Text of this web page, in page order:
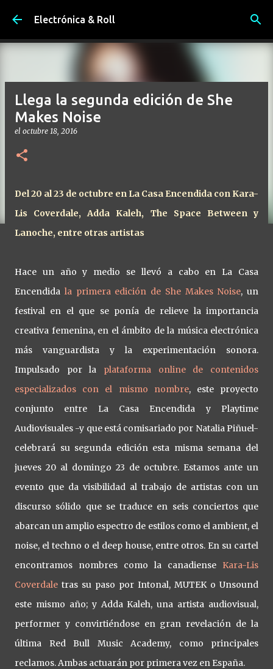
Ir al contenido principal
Electrónica & Roll
Llega la segunda edición de She
Makes Noise
el octubre 18, 2016
Del 20 al 23 de octubre en La Casa Encendida con Kara-
Lis Coverdale, Adda Kaleh, The Space Between y
Lanoche, entre otras artistas
Hace un año y medio se llevó a cabo en La Casa
Encendida la primera edición de She Makes Noise, un
festival en el que se ponía de relieve la importancia
creativa femenina, en el ámbito de la música electrónica
más vanguardista y la experimentación sonora.
Impulsado por la plataforma online de contenidos
especializados con el mismo nombre, este proyecto
conjunto entre La Casa Encendida y Playtime
Audiovisuales -y que está comisariado por Natalia Piñuel-
celebrará su segunda edición esta misma semana del
jueves 20 al domingo 23 de octubre. Estamos ante un
evento que da visibilidad al trabajo de artistas con un
discurso sólido que se traduce en seis conciertos que
abarcan un amplio espectro de estilos como el ambient, el
noise, el techno o el deep house, entre otros. En su cartel
encontramos nombres como la canadiense Kara-Lis
Coverdale tras su paso por Intonal, MUTEK o Unsound
este mismo año; y Adda Kaleh, una artista audiovisual,
performer y convirtiéndose en gran revelación de la
última Red Bull Music Academy, como principales
reclamos. Ambas actuarán por primera vez en España.